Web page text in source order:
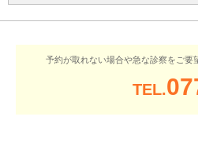
予約が取れない場合や急な診察をご
TEL.